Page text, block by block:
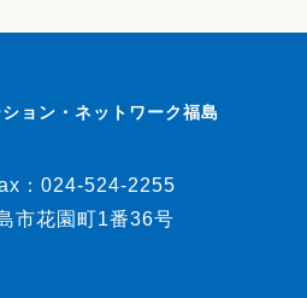
ョン・ネットワーク福島
：024-524-2255
市花園町1番36号